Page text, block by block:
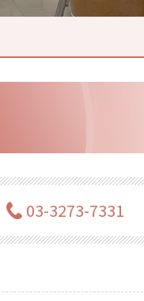
03-3273-7331